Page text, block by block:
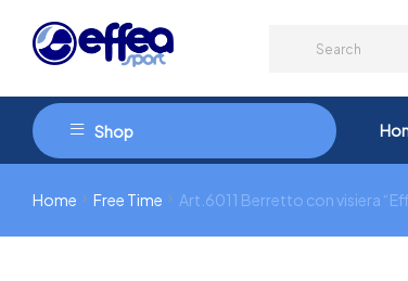
Shop
Home Free Time Art.6011 Berretto con visiera